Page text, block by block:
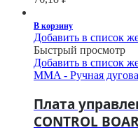
В корзину
Добавить в список
Быстрый просмотр
Добавить в список
MMA - Ручная
Плата
CONTROL